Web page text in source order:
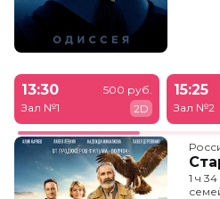
13:30
Зал №1
500 руб.
2D
15:25
Зал №2
1 ч